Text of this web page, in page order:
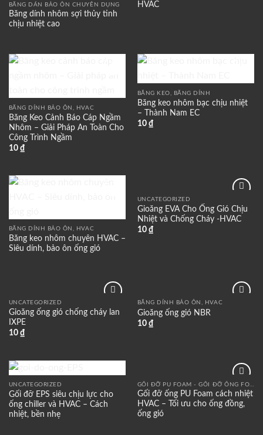
BĂNG DÁN BẢO ÔN CHUYÊN DỤNG
Băng dính nhôm sợi thủy tinh
chịu nhiệt cao
HVAC
BĂNG DÍNH BẢO ÔN, HVAC
Băng Keo Cảnh Báo Cáp Ngầm
Nhôm – Giải Pháp An Toàn Cho
Công Trình Ngầm
10 ₫
Add to
BĂNG KEO, BĂNG DÍNH
Băng keo nhôm bạc chịu nhiệt
– Thành Nam EC
10 ₫
BĂNG DÍNH BẢO ÔN, HVAC
Băng keo nhôm chuyên HVAC –
Siêu dính, bảo ôn ống gió
Add to
wishlist
UNCATEGORIZED
Gioăng EVA Cho Ống Gió Chịu
Nhiệt và Chống Cháy -HVAC
10 ₫
Add to
wishlist
UNCATEGORIZED
Gioăng ống gió chống cháy lan
IXPE
10 ₫
BĂNG DÍNH BẢO ÔN, HVAC
Gioăng ống gió NBR
10 ₫
Add to
wishlist
UNCATEGORIZED
Gối đỡ EPS siêu chịu lực cho
ống chiller và HVAC – Cách
nhiệt, bền nhẹ
Add to
wishlist
Gối đỡ ống PU Foam cách nhiệt
HVAC – Tối ưu cho ống đồng,
ống gió